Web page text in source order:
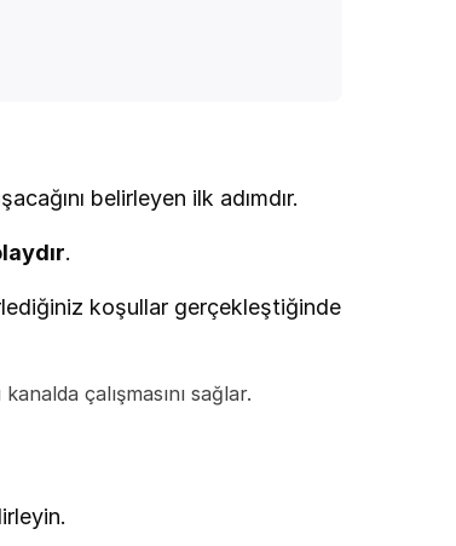
belirleyen ilk adımdır.
.
koşullar gerçekleştiğinde
çalışmasını sağlar.